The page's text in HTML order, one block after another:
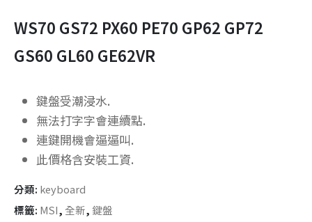
WS70 GS72 PX60 PE70 GP62 GP72
GS60 GL60 GE62VR
鍵盤受潮浸水.
無法打字字會連續點.
連鍵開機會逼逼叫.
此價格含安裝工資.
分類: keyboard
標籤: MSI, 全新, 鍵盤